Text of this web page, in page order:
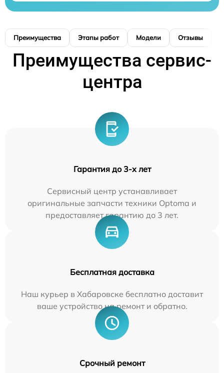
Преимущества Этапы работ Модели Отзывы
Преимущества сервис-
центра
Гарантия до 3-х лет
Сервисный центр устанавливает
оригинальные запчасти техники Optoma и
предоставляет гарантию до 3 лет.
Бесплатная доставка
Наш курьер в Хабаровске бесплатно доставит
ваше устройство на ремонт и обратно.
Срочный ремонт